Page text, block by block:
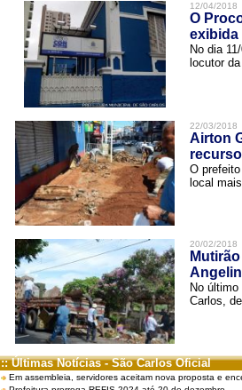
12/04/2018
O
exibida
No dia
locutor
22/03/2018
Airton
O
local
20/02/2018
No
Carlos,
:: Últimas Notícias - São Carlos Oficial
Em assembleia, servidores aceitam nova proposta e